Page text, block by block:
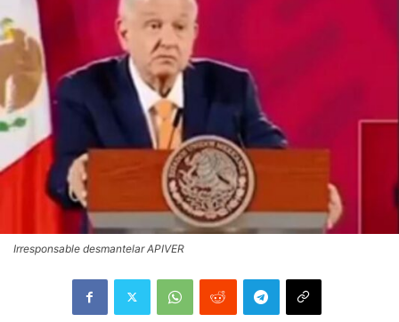
Irresponsable desmantelar APIVER